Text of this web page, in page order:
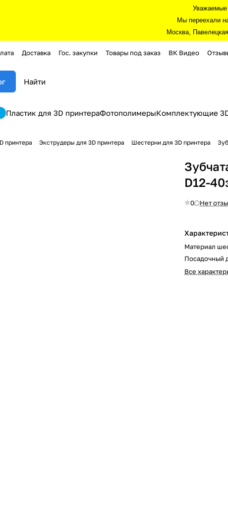
Уважаемые
Мы переехали
Москва,
Доставка Гос. закупки Товары под заказ ВК Видео
Пластик для 3D принтераФотополимерыКомплектующие
принтера Экструдеры для 3D принтера Шестерни для 3D принтера
D12-
0 Нет
Материал
Посадочный
Все